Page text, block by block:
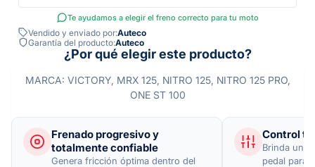
Te ayudamos a elegir el freno correcto para tu moto
Vendido y enviado por:Auteco
Garantía del producto:Auteco
¿Por qué elegir este producto?
MARCA: VICTORY, MRX 125, NITRO 125, NITRO 125 PRO,
ONE ST 100
Frenado progresivo y
totalmente confiable
Genera fricción óptima dentro del
Control
Brinda una
pedal para